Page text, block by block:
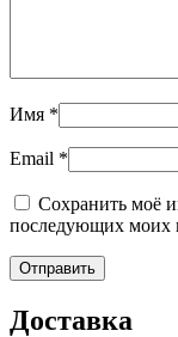
Имя *
Email *
Сохранить моё
последующих моих
Доставка